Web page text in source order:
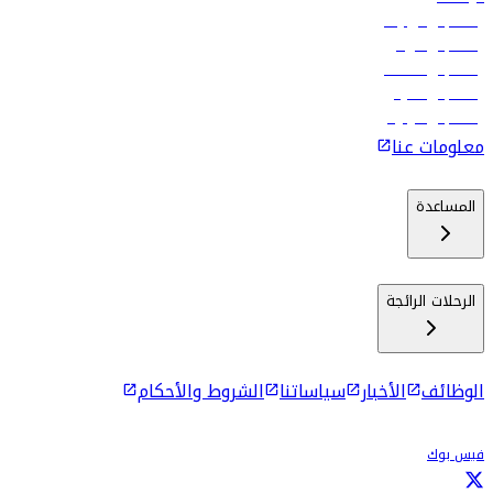
رحلات إلى تبيليسي
رحلات إلى الرياض
رحلات إلى مسقط
رحلات إلى ماليه
رحلات إلى كولومبو
معلومات عنا
المساعدة
الرحلات الرائجة
الوظائف الأخبار سياساتنا الشروط والأحكام
فيس بوك